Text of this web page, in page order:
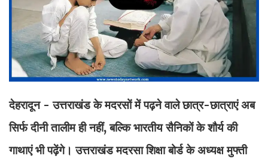
देहरादून - उत्तराखंड के मदरसों में पढ़ने वाले छात्र-छात्राएं अब
सिर्फ दीनी तालीम ही नहीं, बल्कि भारतीय सैनिकों के शौर्य की
गाथाएं भी पढ़ेंगे। उत्तराखंड मदरसा शिक्षा बोर्ड के अध्यक्ष मुफ्ती